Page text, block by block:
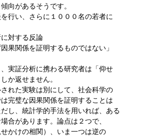
向があるそうです。
行い、さらに１０００名の若者に
対する反論
果関係を証明するものではない」
実証分析に携わる研究者は「仰せ
か返せません。
れた実験は別にして、社会科学の
完璧な因果関係を証明することは
し、統計学的手法を用いれば、ある
合があります。論点は２つで、
かけの相関）、いま一つは逆の